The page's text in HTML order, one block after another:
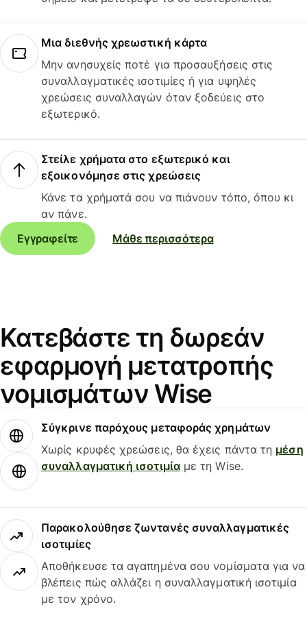
Μια διεθνής χρεωστική κάρτα
Μην ανησυχείς ποτέ για προσαυξήσεις στις
συναλλαγματικές ισοτιμίες ή για υψηλές
χρεώσεις συναλλαγών όταν ξοδεύεις στο
εξωτερικό.
Στείλε χρήματα στο εξωτερικό και
εξοικονόμησε στις χρεώσεις
Κάνε τα χρήματά σου να πιάνουν τόπο, όπου κι
αν πάνε.
Εγγραφείτε
Μάθε περισσότερα
Κατεβάστε τη δωρεάν
εφαρμογή μετατροπής
νομισμάτων Wise
Σύγκρινε παρόχους μεταφοράς χρημάτων
Χωρίς κρυφές χρεώσεις, θα έχεις πάντα τη μέση
συναλλαγματική ισοτιμίαμε τη Wise.
Παρακολούθησε ζωντανές συναλλαγματικές
ισοτιμίες
Αποθήκευσε τα αγαπημένα σου νομίσματα για να
βλέπεις πώς αλλάζει η συναλλαγματική ισοτιμία
με τον χρόνο.